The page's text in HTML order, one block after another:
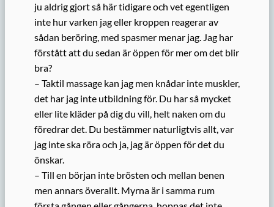
ju aldrig gjort så här tidigare och vet egentligen
inte hur varken jag eller kroppen reagerar av
sådan beröring, med spasmer menar jag. Jag har
förstått att du sedan är öppen för mer om det blir
bra?
– Taktil massage kan jag men knådar inte muskler,
det har jag inte utbildning för. Du har så mycket
eller lite kläder på dig du vill, helt naken om du
föredrar det. Du bestämmer naturligtvis allt, var
jag inte ska röra och ja, jag är öppen för det du
önskar.
– Till en början inte brösten och mellan benen
men annars överallt. Myrna är i samma rum